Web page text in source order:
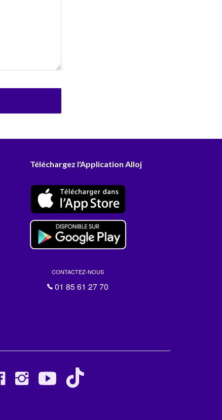
Téléchargez l'Application Alloj
CONTACTEZ-NOUS
01 85 61 27 70